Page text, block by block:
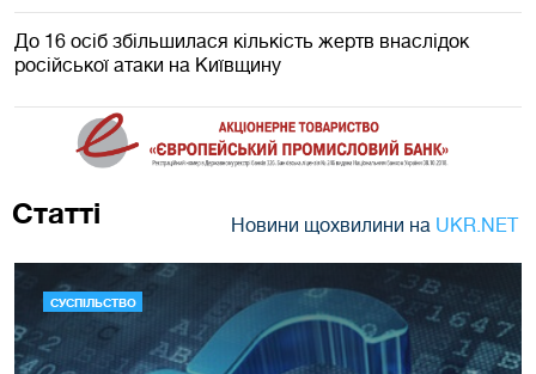
До 16 осіб збільшилася кількість жертв внаслідок
російської атаки на Київщину
Статті Новини щохвилини на UKR.NET
СУСПІЛЬСТВО